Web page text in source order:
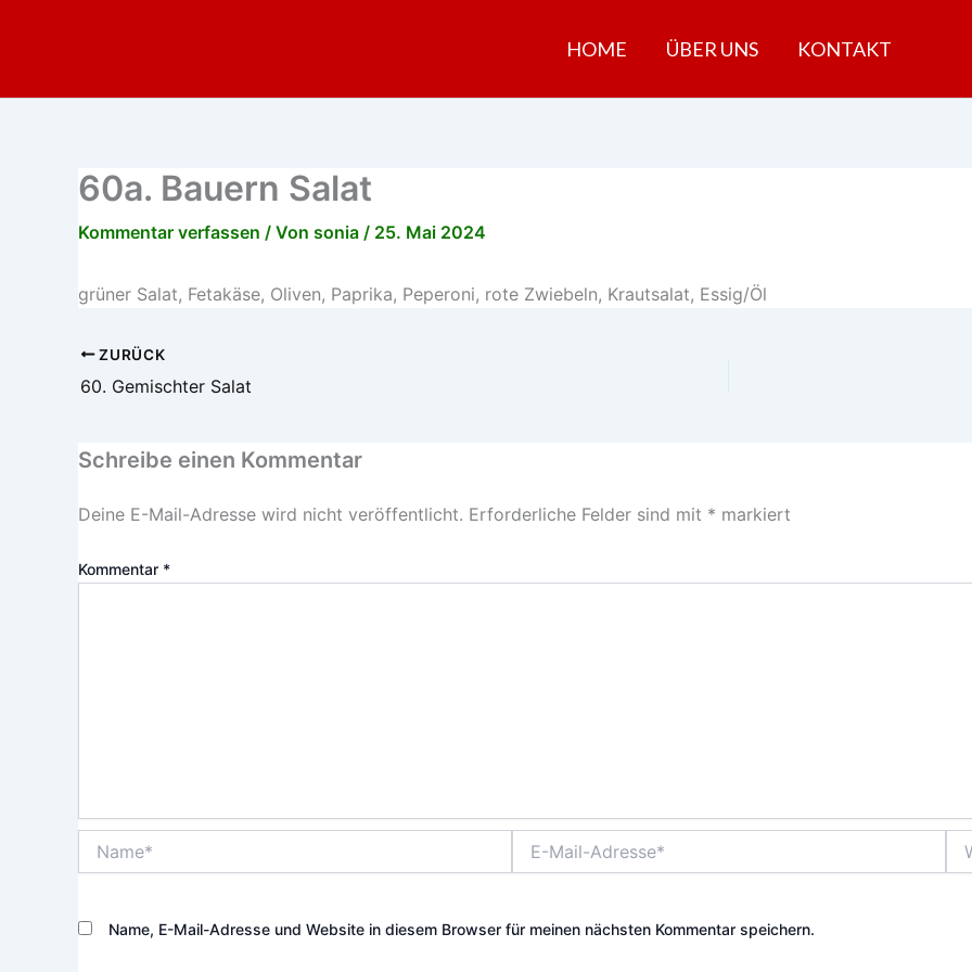
HOME ÜBER UNS KONTAKT
60a. Bauern Salat
Kommentar verfassen / Von sonia / 25. Mai 2024
grüner Salat, Fetakäse, Oliven, Paprika, Peperoni, rote Zwiebeln, Krautsalat, Essig/Öl
ZURÜCK
60. Gemischter Salat
Schreibe einen Kommentar
Deine E-Mail-Adresse wird nicht veröffentlicht. Erforderliche Felder sind mit * markiert
Kommentar *
Mail-
Name, E-Mail-Adresse und Website in diesem Browser für meinen nächsten Kommentar speichern.